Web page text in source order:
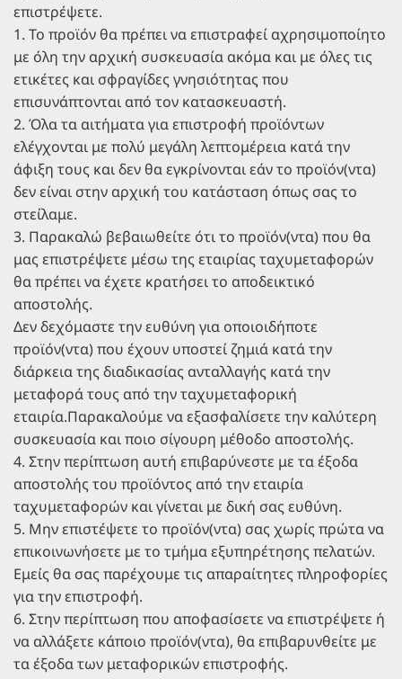
επιστρέψετε.
1. Το προϊόν θα πρέπει να επιστραφεί αχρησιμοποίητο
με όλη την αρχική συσκευασία ακόμα και με όλες τις
ετικέτες και σφραγίδες γνησιότητας που
επισυνάπτονται από τον κατασκευαστή.
2. Όλα τα αιτήματα για επιστροφή προϊόντων
ελέγχονται με πολύ μεγάλη λεπτομέρεια κατά την
άφιξη τους και δεν θα εγκρίνονται εάν το προϊόν(ντα)
δεν είναι στην αρχική του κατάσταση όπως σας το
στείλαμε.
3. Παρακαλώ βεβαιωθείτε ότι το προϊόν(ντα) που θα
μας επιστρέψετε μέσω της εταιρίας ταχυμεταφορών
θα πρέπει να έχετε κρατήσει το αποδεικτικό
αποστολής.
Δεν δεχόμαστε την ευθύνη για οποιοιδήποτε
προϊόν(ντα) που έχουν υποστεί ζημιά κατά την
διάρκεια της διαδικασίας ανταλλαγής κατά την
μεταφορά τους από την ταχυμεταφορική
εταιρία.Παρακαλούμε να εξασφαλίσετε την καλύτερη
συσκευασία και ποιο σίγουρη μέθοδο αποστολής.
4. Στην περίπτωση αυτή επιβαρύνεστε με τα έξοδα
αποστολής του προϊόντος από την εταιρία
ταχυμεταφορών και γίνεται με δική σας ευθύνη.
5. Μην επιστέψετε το προϊόν(ντα) σας χωρίς πρώτα να
επικοινωνήσετε με το τμήμα εξυπηρέτησης πελατών.
Εμείς θα σας παρέχουμε τις απαραίτητες πληροφορίες
για την επιστροφή.
6. Στην περίπτωση που αποφασίσετε να επιστρέψετε ή
να αλλάξετε κάποιο προϊόν(ντα), θα επιβαρυνθείτε με
τα έξοδα των μεταφορικών επιστροφής.